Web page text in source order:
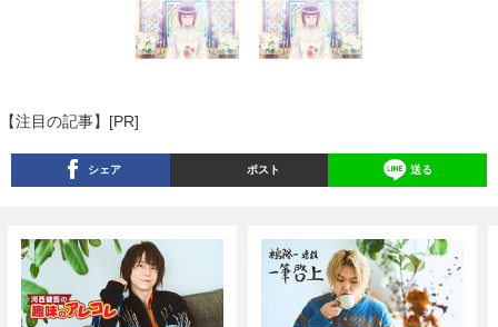
【注目の記事】[PR]
シェア ポスト 送る